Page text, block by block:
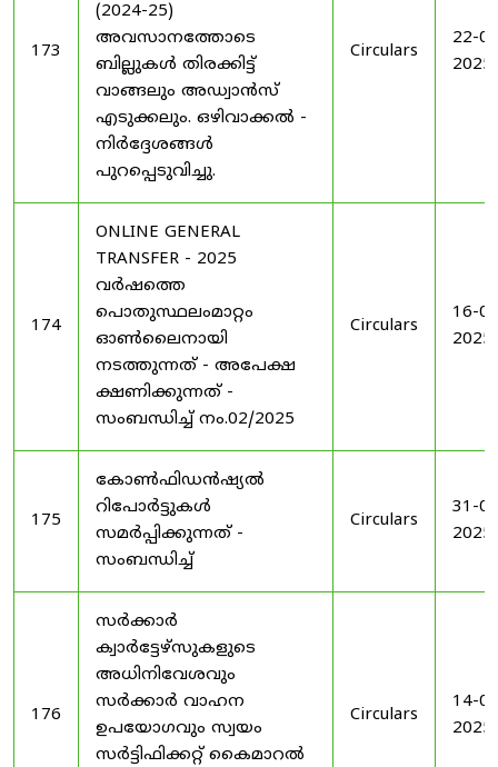
173
(2024-25)
അവസാനത്തോടെ
ബില്ലുകൾ തിരക്കിട്ട്
വാങ്ങലും അഡ്വാൻസ്
എടുക്കലും. ഒഴിവാക്കൽ -
നിർദ്ദേശങ്ങൾ
പുറപ്പെടുവിച്ചു.
Circulars
22-
2025
174
ONLINE GENERAL
TRANSFER - 2025
വർഷത്തെ
പൊതുസ്ഥലംമാറ്റം
ഓൺലൈനായി
നടത്തുന്നത് - അപേക്ഷ
ക്ഷണിക്കുന്നത് -
സംബന്ധിച്ച് നം.02/2025
Circulars
16-
2025
175
കോൺഫിഡൻഷ്യൽ
റിപോർട്ടുകൾ
സമർപ്പിക്കുന്നത് -
സംബന്ധിച്ച്
Circulars
31-
2025
176
സർക്കാർ
ക്വാർട്ടേഴ്സുകളുടെ
അധിനിവേശവും
സർക്കാർ വാഹന
ഉപയോഗവും സ്വയം
സർട്ടിഫിക്കറ്റ് കൈമാറൽ
Circulars
14-
2025